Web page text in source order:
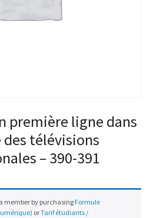
première ligne dans
télévisions
– 390-391
member by purchasing Formule
orTarif étudiants /